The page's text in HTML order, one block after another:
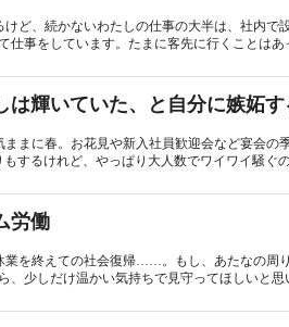
ど、続かないわたしの仕事の大半は、社内で
仕事をしています。たまに客先に行くことは
は輝いていた、と自分に嫉妬す
まに春。お花見や新入社員歓迎会など宴会の
するけれど、やっぱり大人数でワイワイ騒ぐ
労働
業を終えての社会復帰……。もし、あたなの周
、少しだけ温かい気持ちで見守ってほしいと